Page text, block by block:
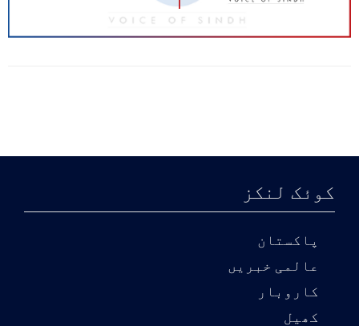
کوئک لنکز
پاکستان
عالمی خبریں
کاروبار
کھیل